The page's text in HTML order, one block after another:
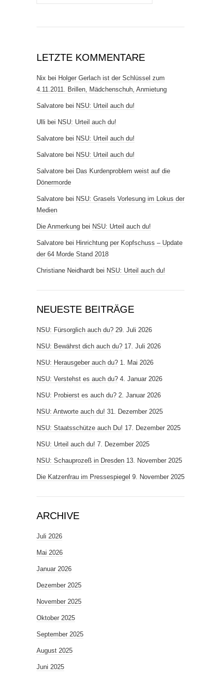
LETZTE KOMMENTARE
Nix bei Holger Gerlach ist der Schlüssel zum
4.11.2011. Brillen, Mädchenschuh, Anmietung
Salvatore bei NSU: Urteil auch du!
Ulli bei NSU: Urteil auch du!
Salvatore bei NSU: Urteil auch du!
Salvatore bei NSU: Urteil auch du!
Salvatore bei Das Kurdenproblem weist auf die
Dönermorde
Salvatore bei NSU: Grasels Vorlesung im Lokus der
Medien
Die Anmerkung bei NSU: Urteil auch du!
Salvatore bei Hinrichtung per Kopfschuss – Update
der 64 Morde Stand 2018
Christiane Neidhardt bei NSU: Urteil auch du!
NEUESTE BEITRÄGE
NSU: Fürsorglich auch du? 29. Juli 2026
NSU: Bewährst dich auch du? 17. Juli 2026
NSU: Herausgeber auch du? 1. Mai 2026
NSU: Verstehst es auch du? 4. Januar 2026
NSU: Probierst es auch du? 2. Januar 2026
NSU: Antworte auch du! 31. Dezember 2025
NSU: Staatsschütze auch Du! 17. Dezember 2025
NSU: Urteil auch du! 7. Dezember 2025
NSU: Schauprozeß in Dresden 13. November 2025
Die Katzenfrau im Pressespiegel 9. November 2025
ARCHIVE
Juli 2026
Mai 2026
Januar 2026
Dezember 2025
November 2025
Oktober 2025
September 2025
August 2025
Juni 2025